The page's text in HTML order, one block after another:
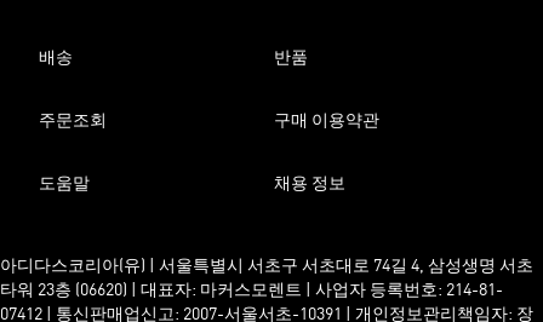
배송 반품
주문조회 구매 이용약관
도움말 채용 정보
아디다스코리아(유) | 서울특별시 서초구 서초대로 74길 4, 삼성생명 서초
타워 23층 (06620) | 대표자: 마커스모렌트 | 사업자 등록번호: 214-81-
07412 | 통신판매업신고: 2007-서울서초-10391 | 개인정보관리책임자: 장